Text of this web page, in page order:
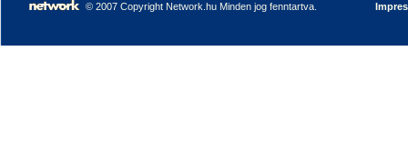
© 2007 Copyright Network.hu Minden jog fenntartva.